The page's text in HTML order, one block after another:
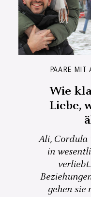
PAARE MIT
Wie
Liebe,
Ali, Cordula
in
gehen